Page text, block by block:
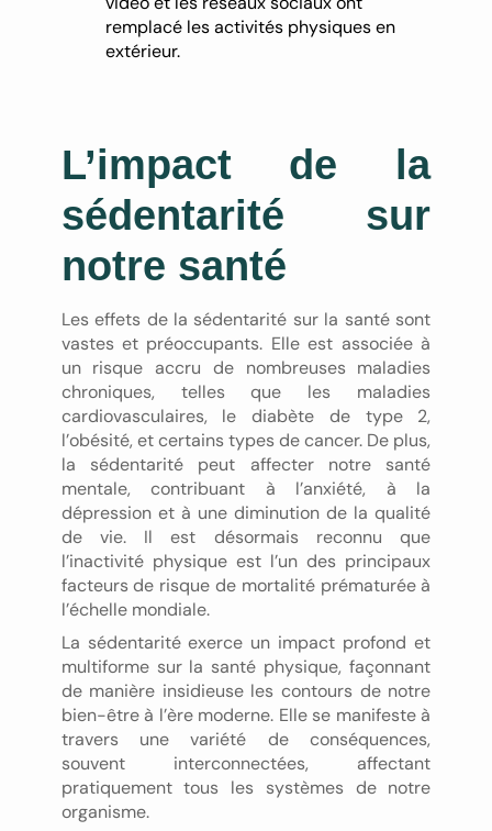
remplacé les activités physiques en
extérieur.
L’impact de la
sédentarité sur
notre santé
Les effets de la sédentarité sur la santé sont
vastes et préoccupants. Elle est associée à
un risque accru de nombreuses maladies
chroniques, telles que les maladies
cardiovasculaires, le diabète de type 2,
l’obésité, et certains types de cancer. De plus,
la sédentarité peut affecter notre santé
mentale, contribuant à l’anxiété, à la
dépression et à une diminution de la qualité
de vie. Il est désormais reconnu que
l’inactivité physique est l’un des principaux
facteurs de risque de mortalité prématurée à
l’échelle mondiale.
La sédentarité exerce un impact profond et
multiforme sur la santé physique, façonnant
de manière insidieuse les contours de notre
bien-être à l’ère moderne. Elle se manifeste à
travers une variété de conséquences,
souvent interconnectées, affectant
pratiquement tous les systèmes de notre
organisme.